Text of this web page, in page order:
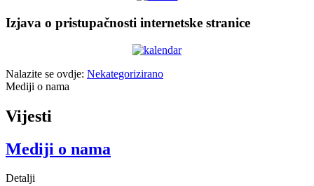
Izjava o pristupačnosti internetske stranice
Nalazite se ovdje: Nekategorizirano
Mediji o nama
Vijesti
Mediji o nama
Detalji